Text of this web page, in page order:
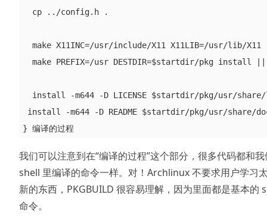
  cp ../config.h .
make X11INC=/usr/include/X11 X11LIB=/usr/lib/X11
make PREFIX=/usr DESTDIR=$startdir/pkg install
install -m644 -D LICENSE $startdir/pkg/usr/
install -m644 -D README $startdir/pkg/usr/share/doc/
我们可以注意到在“编译的过程”这个部分，很多代码都和
shell 里编译的命令一样。对！Archlinux 不要求用户学习
新的东西，PKGBUILD 很容易理解，因为里面都是基本的
命令。